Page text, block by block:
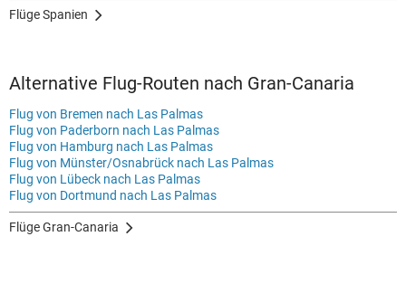
Flüge Spanien
Alternative Flug-Routen nach Gran-Canaria
Flug von Bremen nach Las Palmas
Flug von Paderborn nach Las Palmas
Flug von Hamburg nach Las Palmas
Flug von Münster/Osnabrück nach Las Palmas
Flug von Lübeck nach Las Palmas
Flug von Dortmund nach Las Palmas
Flüge Gran-Canaria